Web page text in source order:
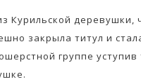
Курильской деревушки,
закрыла титул и
группе уступив